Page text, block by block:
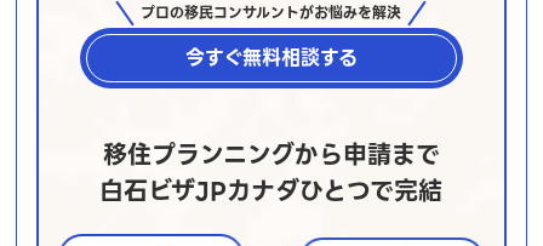
プロの移民コンサルントがお悩みを解決
今すぐ無料相談する
移住プランニングから申請まで
白石ビザJPカナダひとつで完結